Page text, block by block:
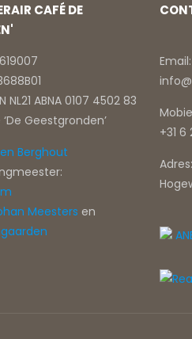
CAFÉ DE
NL21 ABNA 0107 4502 83
Geestgronden’
Berghout
Meesters en
Email:
+31
Adres: